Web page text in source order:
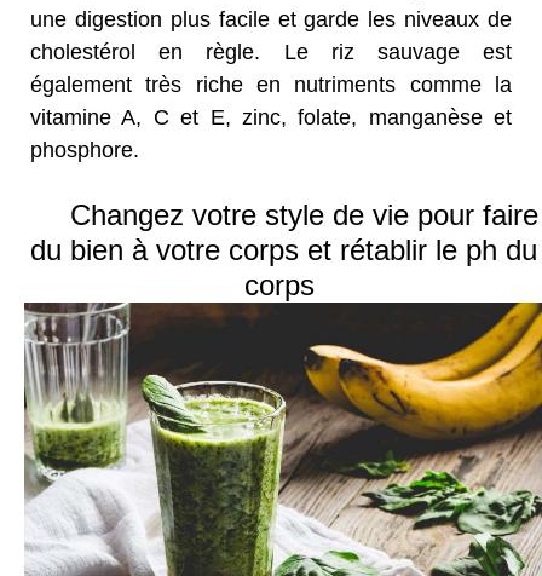
une digestion plus facile et garde les niveaux de
cholestérol en règle. Le riz sauvage est
également très riche en nutriments comme la
vitamine A, C et E, zinc, folate, manganèse et
phosphore.
Changez votre style de vie pour faire
du bien à votre corps et rétablir le ph du
corps